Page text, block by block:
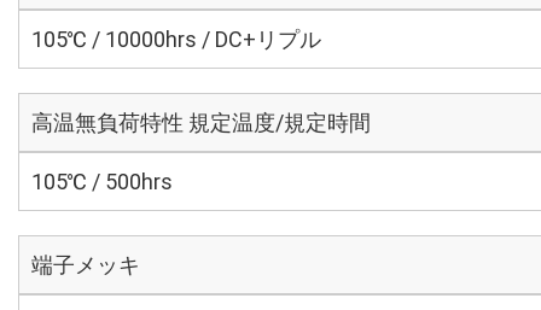
105℃ / 10000hrs / DC+リプル
高温無負荷特性 規定温度/規定時間
105℃ / 500hrs
端子メッキ